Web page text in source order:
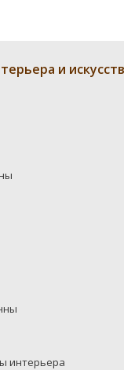
и
интерьера